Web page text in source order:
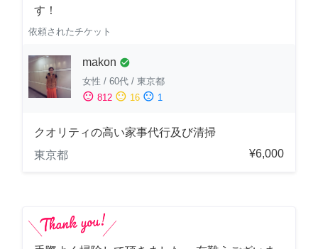
す！
依頼されたチケット
makon check_circle
女性 / 60代 / 東京都
sentiment_satisfied 812 sentiment_neutral 16 sentiment_dissatisfied 1
クオリティの高い家事代行及び清掃
東京都
¥6,000